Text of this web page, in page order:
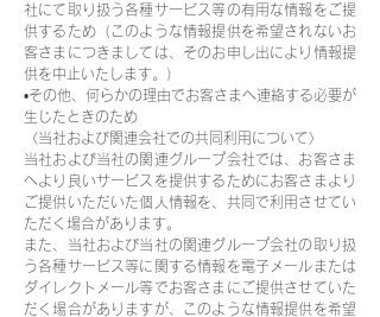
社にて取り扱う各種サービス等の有用な情報をご提
供するため（このような情報提供を希望されないお
客さまにつきましては、そのお申し出により情報提
供を中止いたします。）
•その他、何らかの理由でお客さまへ連絡する必要が
生じたときのため
〈当社および関連会社での共同利用について〉
当社および当社の関連グループ会社では、お客さま
へより良いサービスを提供するためにお客さまより
ご提供いただいた個人情報を、共同で利用させてい
ただく場合があります。
また、当社および当社の関連グループ会社の取り扱
う各種サービス等に関する情報を電子メールまたは
ダイレクトメール等でお客さまにご提供させていた
だく場合がありますが、このような情報提供を希望